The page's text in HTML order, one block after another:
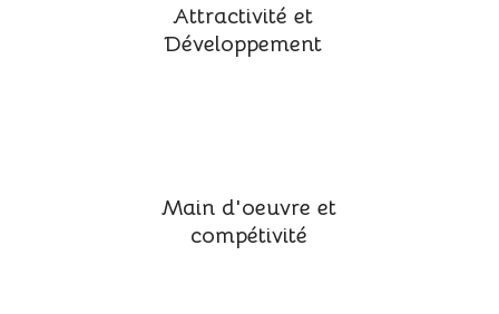
Attractivité et
Développement
Main d'oeuvre et
compétivité